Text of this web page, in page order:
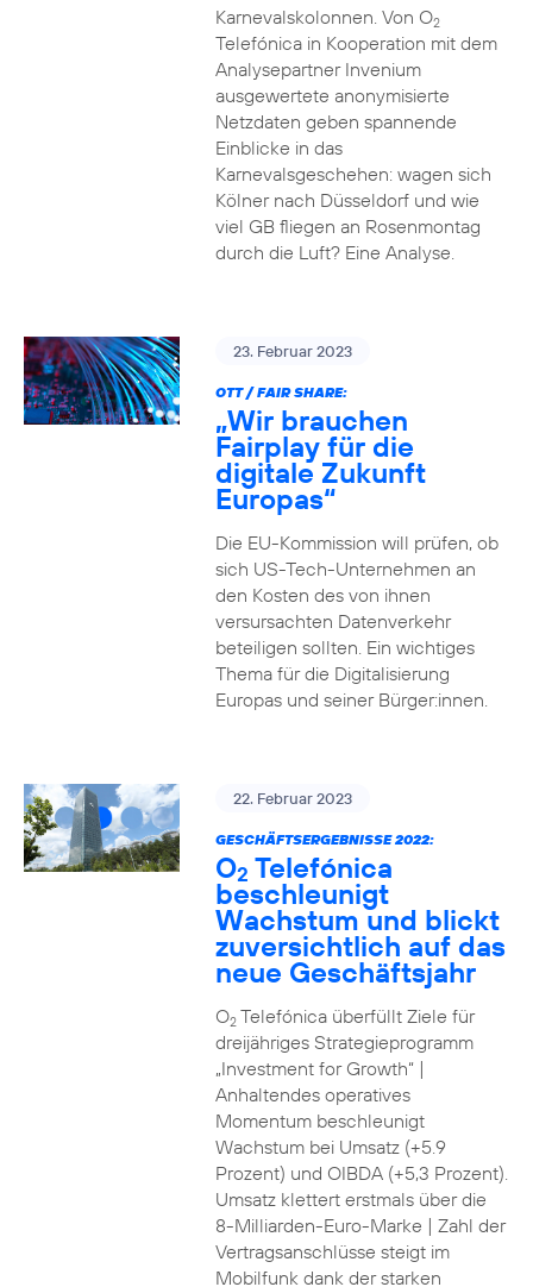
Karnevalskolonnen. Von O2
Telefónica in Kooperation mit dem
Analysepartner Invenium
ausgewertete anonymisierte
Netzdaten geben spannende
Einblicke in das
Karnevalsgeschehen: wagen sich
Kölner nach Düsseldorf und wie
viel GB fliegen an Rosenmontag
durch die Luft? Eine Analyse.
23. Februar 2023
OTT / FAIR SHARE:
„Wir brauchen
Fairplay für die
digitale Zukunft
Europas“
Die EU-Kommission will prüfen, ob
sich US-Tech-Unternehmen an
den Kosten des von ihnen
versursachten Datenverkehr
beteiligen sollten. Ein wichtiges
Thema für die Digitalisierung
Europas und seiner Bürger:innen.
22. Februar 2023
GESCHÄFTSERGEBNISSE 2022:
O2 Telefónica
beschleunigt
Wachstum und blickt
zuversichtlich auf das
neue Geschäftsjahr
O2Telefónica überfüllt Ziele für
dreijähriges Strategieprogramm
„Investment for Growth“ |
Anhaltendes operatives
Momentum beschleunigt
Wachstum bei Umsatz (+5.9
Prozent) und OIBDA (+5,3 Prozent).
Umsatz klettert erstmals über die
8-Milliarden-Euro-Marke | Zahl der
Vertragsanschlüsse steigt im
Mobilfunk dank der starken